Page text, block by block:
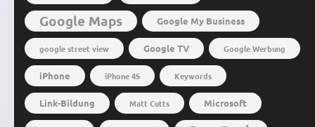
Google Maps Google My Business
google street view Google TV Google Werbung
iPhone iPhone 4S Keywords
Link-Bildung Matt Cutts Microsoft